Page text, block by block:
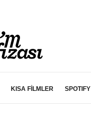
KISA FİLMLER SPOTIFY